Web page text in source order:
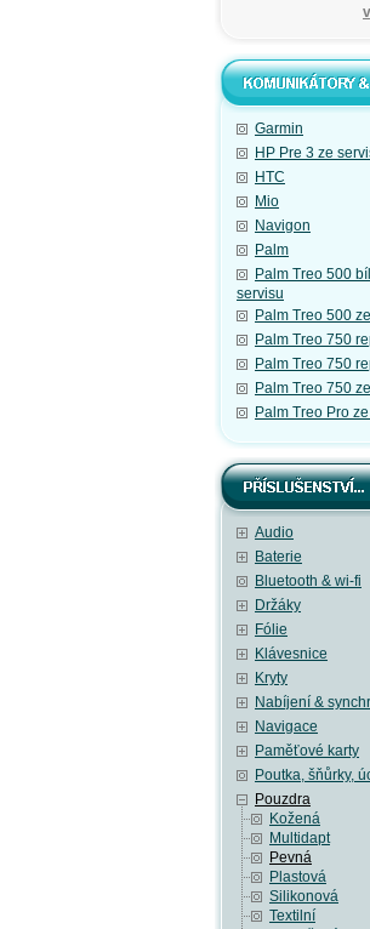
Garmin
HP Pre 3 ze
HTC
Mio
Navigon
Palm
Palm Treo 500
servisu
Palm Treo 500
Palm Treo 750
Palm Treo 750
Palm Treo 750
Palm Treo Pro
Audio
Baterie
Bluetooth & wi-fi
Držáky
Fólie
Klávesnice
Kryty
Nabíjení &
Navigace
Paměťové karty
Poutka, šňůrky,
Pouzdra
Kožená
Multidapt
Pevná
Plastová
Silikonová
Textilní